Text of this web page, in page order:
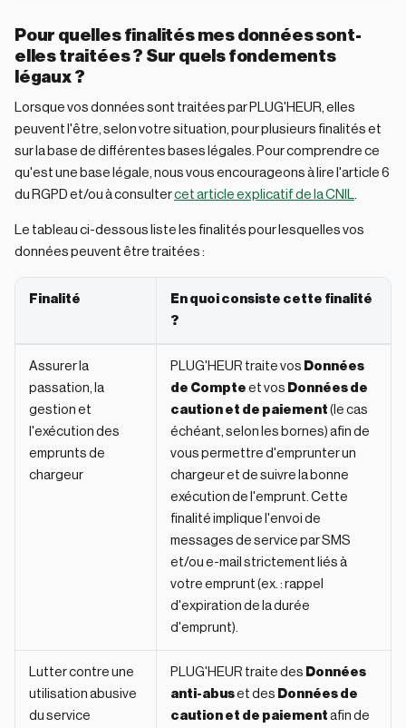
Pour quelles finalités mes données sont-
elles traitées ? Sur quels fondements
légaux ?
Lorsque vos données sont traitées par PLUG'HEUR, elles
peuvent l'être, selon votre situation, pour plusieurs finalités et
sur la base de différentes bases légales. Pour comprendre ce
qu'est une base légale, nous vous encourageons à lire l'article 6
du RGPD et/ou à consultercet article explicatif de la CNIL.
Le tableau ci-dessous liste les finalités pour lesquelles vos
données peuvent être traitées :
Finalité
En quoi consiste cette finalité
?
Assurer la
passation, la
gestion et
l'exécution des
emprunts de
chargeur
PLUG'HEUR traite vos Données
de Compte et vos Données de
caution et de paiement (le cas
échéant, selon les bornes) afin de
vous permettre d'emprunter un
chargeur et de suivre la bonne
exécution de l'emprunt. Cette
finalité implique l'envoi de
messages de service par SMS
et/ou e-mail strictement liés à
votre emprunt (ex. : rappel
d'expiration de la durée
d'emprunt).
Lutter contre une
utilisation abusive
du service
PLUG'HEUR traite des Données
anti-abuset des Données de
caution et de paiement afin de